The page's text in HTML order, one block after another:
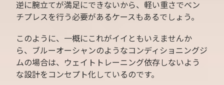
逆に腕立てが満足にできないから、軽い重さでベン
チプレスを行う必要があるケースもあるでしょう。
このように、一概にこれがイイともいえませんか
ら、ブルーオーシャンのようなコンディショニングジ
ムの場合は、ウェイトトレーニング依存しないよう
な設計をコンセプト化しているのです。